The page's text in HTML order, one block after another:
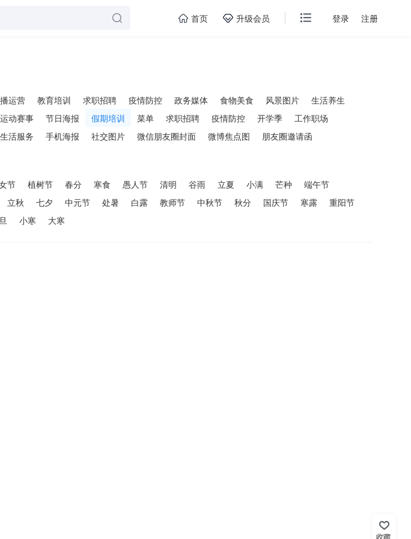
首页 升级会员 登录 注册
运营 教育培训 求职招聘 疫情防控 政务媒体 食物美食 风景图片
生活养生
运动赛事 节日海报 假期培训 菜单 求职招聘 疫情防控 开学季
工作职场
生活服务 手机海报 社交图片 微信朋友圈封面 微博焦点图
朋友圈邀请函
节 植树节 春分 寒食 愚人节 清明 谷雨 立夏 小满 芒种
端午节
立秋 七夕 中元节 处暑 白露 教师节 中秋节 秋分 国庆节 寒露
重阳节
小寒 大寒